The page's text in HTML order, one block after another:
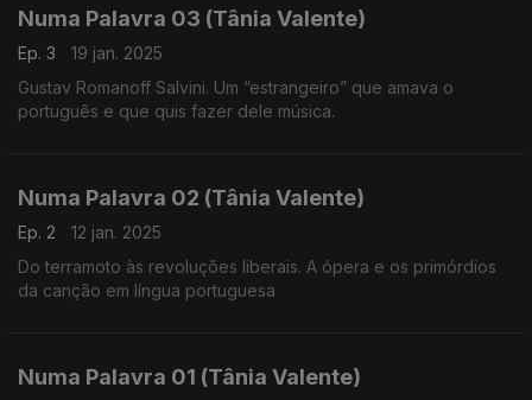
Numa Palavra 03 (Tânia Valente)
Ep. 3
19 jan. 2025
Gustav Romanoff Salvini. Um “estrangeiro” que amava o
português e que quis fazer dele música.
Numa Palavra 02 (Tânia Valente)
Ep. 2
12 jan. 2025
Do terramoto às revoluções liberais. A ópera e os primórdios
da canção em língua portuguesa
Numa Palavra 01 (Tânia Valente)